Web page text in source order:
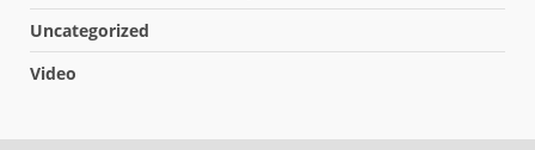
Uncategorized
Video